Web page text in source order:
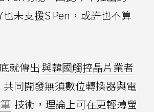
也未支援S Pen，或許也不算
就傳出 與韓國觸控晶片業者
共同開發無須數位轉換器與電
技術，理論上可在更輕薄螢